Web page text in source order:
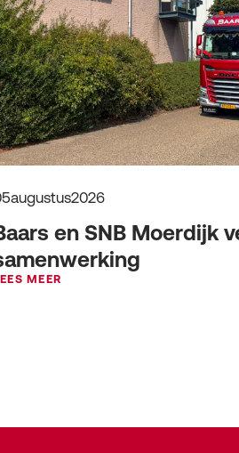
augustus2026
en SNB Moerdijk
MEER